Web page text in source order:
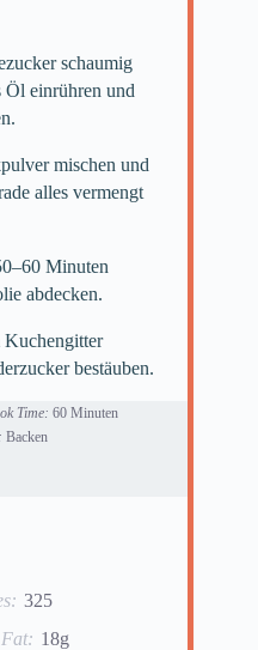
schaumig
Öl einrühren und
mischen und
alles vermengt
Minuten
abdecken.
Kuchengitter
bestäuben.
Time: 60 Minuten
Backen
325
Fat: 18g